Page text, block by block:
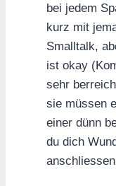
bei jedem
kurz mit
Smalltalk,
ist okay
sehr
sie müssen
einer dünn
du dich